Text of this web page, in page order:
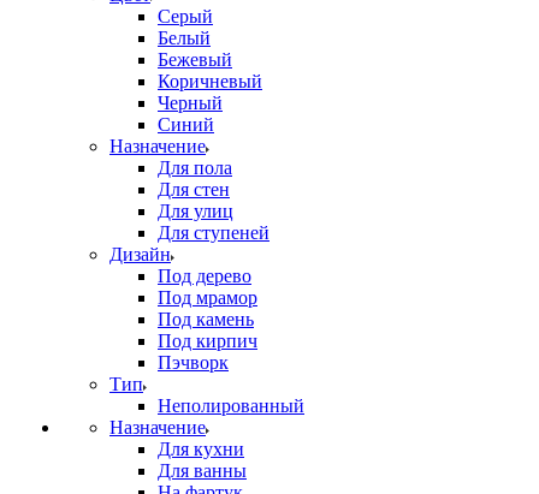
Серый
Белый
Бежевый
Коричневый
Черный
Синий
Назначение
Для пола
Для стен
Для улиц
Для ступеней
Дизайн
Под дерево
Под мрамор
Под камень
Под кирпич
Пэчворк
Тип
Неполированный
Назначение
Для кухни
Для ванны